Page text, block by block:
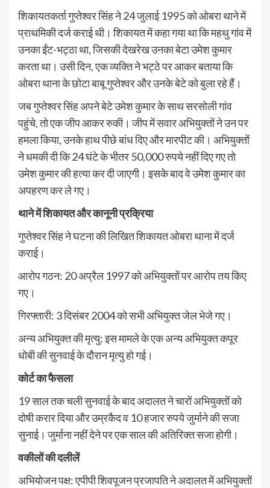
शिकायतकर्ता गुप्तेश्वर सिंह ने 24 जुलाई 1995 को ओबरा थाने में
प्राथमिकी दर्ज कराई थी। शिकायत में कहा गया था कि महथु गांव में
उनका ईंट-भट्ठा था, जिसकी देखरेख उनका बेटा उमेश कुमार
करता था। उसी दिन, एक व्यक्ति ने भट्ठे पर आकर बताया कि
ओबरा थाना के छोटा बाबू गुप्तेश्वर और उनके बेटे को बुला रहे हैं।
जब गुप्तेश्वर सिंह अपने बेटे उमेश कुमार के साथ सरसोली गांव
पहुंचे, तो एक जीप आकर रुकी। जीप में सवार अभियुक्तों ने उन पर
हमला किया, उनके हाथ पीछे बांध दिए और मारपीट की। अभियुक्तों
ने धमकी दी कि 24 घंटे के भीतर 50,000 रुपये नहीं दिए गए तो
उमेश कुमार की हत्या कर दी जाएगी। इसके बाद वे उमेश कुमार का
अपहरण कर ले गए।
थाने में शिकायत और कानूनी प्रक्रिया
गुप्तेश्वर सिंह ने घटना की लिखित शिकायत ओबरा थाना में दर्ज
कराई।
आरोप गठन: 20 अप्रैल 1997 को अभियुक्तों पर आरोप तय किए
गए।
गिरफ्तारी: 3 दिसंबर 2004 को सभी अभियुक्त जेल भेजे गए।
अन्य अभियुक्त की मृत्यु: इस मामले के एक अन्य अभियुक्त कपूर
धोबी की सुनवाई के दौरान मृत्यु हो गई।
कोर्ट का फैसला
19 साल तक चली सुनवाई के बाद अदालत ने चारों अभियुक्तों को
दोषी करार दिया और उम्रकैद व 10 हजार रुपये जुर्माने की सजा
सुनाई। जुर्माना नहीं देने पर एक साल की अतिरिक्त सजा होगी।
वकीलों की दलीलें
अभियोजन पक्ष: एपीपी शिवपूजन प्रजापति ने अदालत में अभियुक्तों